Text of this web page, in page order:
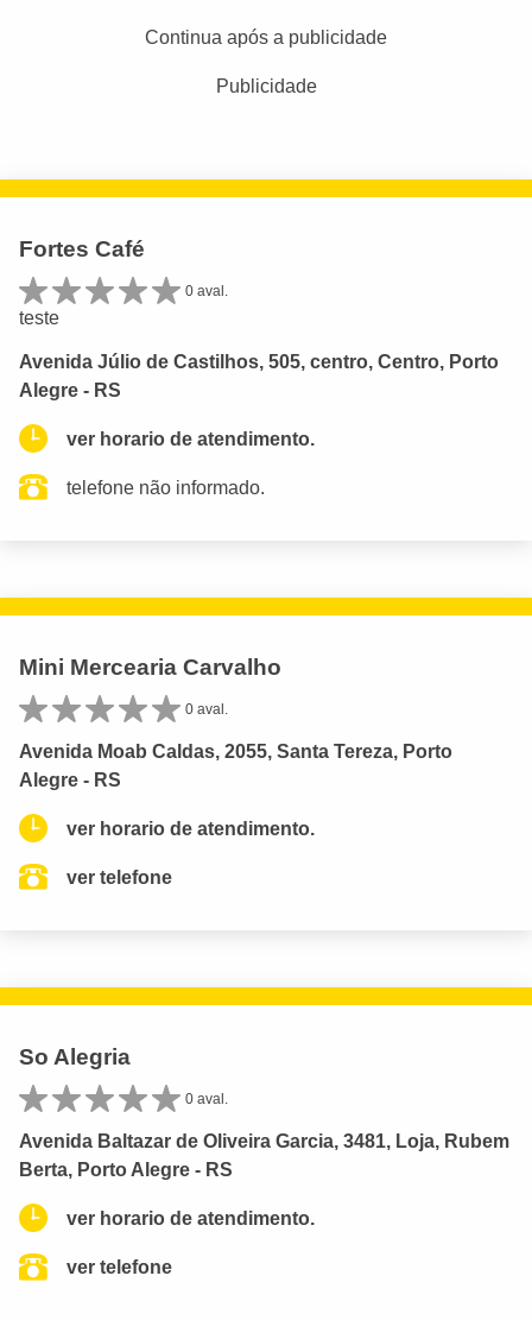
Continua após a publicidade
Publicidade
Fortes Café
0 aval.
teste
Avenida Júlio de Castilhos, 505, centro, Centro, Porto
Alegre - RS
ver horario de atendimento.
telefone não informado.
Mini Mercearia Carvalho
0 aval.
Avenida Moab Caldas, 2055, Santa Tereza, Porto
Alegre - RS
ver horario de atendimento.
ver telefone
So Alegria
0 aval.
Avenida Baltazar de Oliveira Garcia, 3481, Loja, Rubem
Berta, Porto Alegre - RS
ver horario de atendimento.
ver telefone